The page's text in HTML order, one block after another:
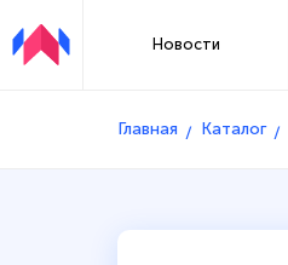
Новости
Главная Каталог